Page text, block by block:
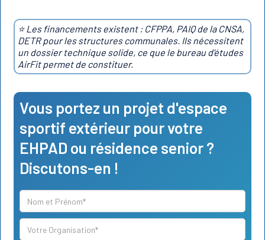
⭐️ Les financements existent : CFPPA, PAIQ de la CNSA,
DETR pour les structures communales. Ils nécessitent
un dossier technique solide, ce que le bureau d'études
AirFit permet de constituer.
Vous portez un projet d'espace
sportif extérieur pour votre
EHPAD ou résidence senior ?
Discutons-en !